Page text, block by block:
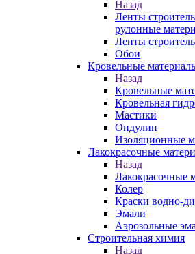
Назад
Ленты
рулонные
Ленты
Обои
Кровельные
Назад
Кровельные
Кровельная
Мастики
Ондулин
Изоляционные
Лакокрасочные
Назад
Лакокрасочные
Колер
Краски водно-
Эмали
Аэрозольные
Строительная химия
Назад